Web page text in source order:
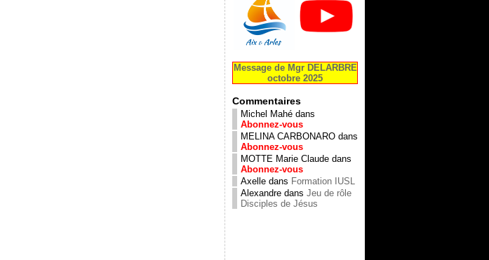
Message de Mgr DELARBRE
octobre 2025
Commentaires
Michel Mahé dans
Abonnez-vous
MELINA CARBONARO dans
Abonnez-vous
MOTTE Marie Claude dans
Abonnez-vous
Axelle dans Formation IUSL
Alexandre dans Jeu de rôle
Disciples de Jésus